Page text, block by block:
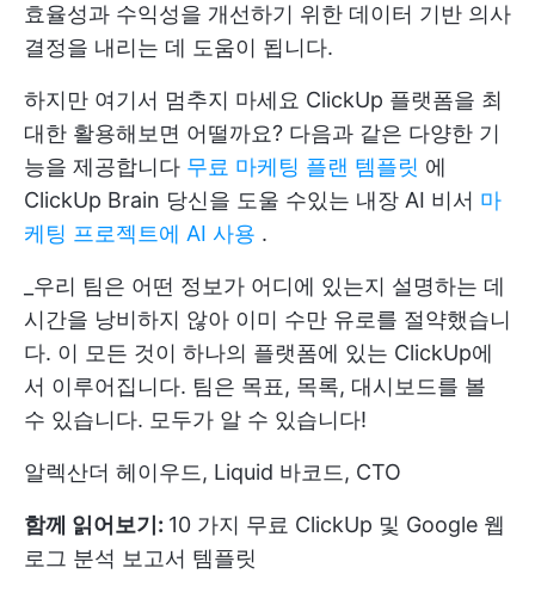
효율성과 수익성을 개선하기 위한 데이터 기반 의사
결정을 내리는 데 도움이 됩니다.
하지만 여기서 멈추지 마세요 ClickUp 플랫폼을 최
대한 활용해보면 어떨까요? 다음과 같은 다양한 기
능을 제공합니다 무료 마케팅 플랜 템플릿 에
ClickUp Brain 당신을 도울 수있는 내장 AI 비서 마
케팅 프로젝트에 AI 사용 .
_우리 팀은 어떤 정보가 어디에 있는지 설명하는 데
시간을 낭비하지 않아 이미 수만 유로를 절약했습니
다. 이 모든 것이 하나의 플랫폼에 있는 ClickUp에
서 이루어집니다. 팀은 목표, 목록, 대시보드를 볼
수 있습니다. 모두가 알 수 있습니다!
알렉산더 헤이우드, Liquid 바코드, CTO
함께 읽어보기: 10 가지 무료 ClickUp 및 Google 웹
로그 분석 보고서 템플릿